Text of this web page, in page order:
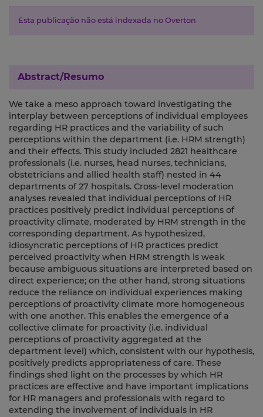
Esta publicação não está indexada no Overton
Abstract/Resumo
We take a meso approach toward investigating the
interplay between perceptions of individual employees
regarding HR practices and the variability of such
perceptions within the department (i.e. HRM strength)
and their effects. This study included 2821 healthcare
professionals (i.e. nurses, head nurses, technicians,
obstetricians and allied health staff) nested in 44
departments of 27 hospitals. Cross-level moderation
analyses revealed that individual perceptions of HR
practices positively predict individual perceptions of
proactivity climate, moderated by HRM strength in the
corresponding department. As hypothesized,
idiosyncratic perceptions of HR practices predict
perceived proactivity when HRM strength is weak
because ambiguous situations are interpreted based on
direct experience; on the other hand, strong situations
reduce the reliance on individual experiences making
perceptions of proactivity climate more homogeneous
with one another. This enables the emergence of a
collective climate for proactivity (i.e. individual
perceptions of proactivity aggregated at the
department level) which, consistent with our hypothesis,
positively predicts appropriateness of care. These
findings shed light on the processes by which HR
practices are effective and have important implications
for HR managers and professionals with regard to
extending the involvement of individuals in HR